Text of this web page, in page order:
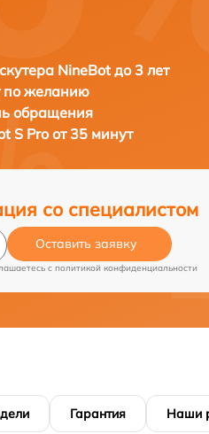
NineBot до 3 лет
по желанию
обращения
S Pro от 35 минут
со специалистом
Оставить заявку
c политикой конфиденциальности
Гарантия Наши